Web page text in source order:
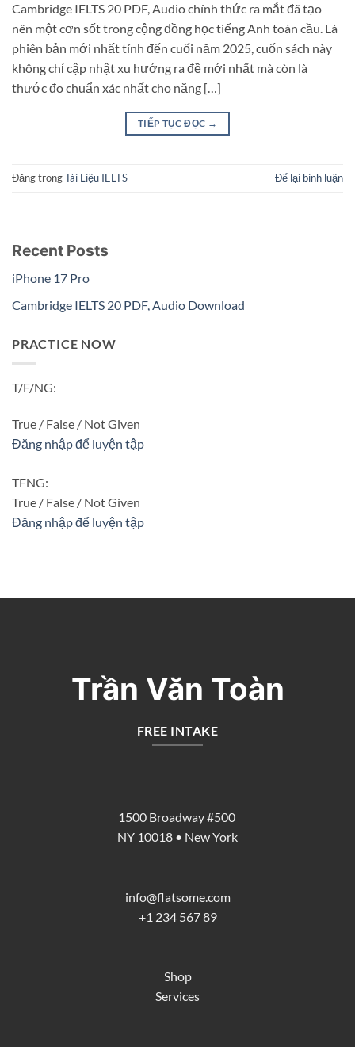
Cambridge IELTS 20 PDF, Audio chính thức ra mắt đã tạo
nên một cơn sốt trong cộng đồng học tiếng Anh toàn cầu. Là
phiên bản mới nhất tính đến cuối năm 2025, cuốn sách này
không chỉ cập nhật xu hướng ra đề mới nhất mà còn là
thước đo chuẩn xác nhất cho năng […]
TIẾP TỤC ĐỌC →
Đăng trongTài Liệu IELTS Để lại bình luận
Recent Posts
iPhone 17 Pro
Cambridge IELTS 20 PDF, Audio Download
PRACTICE NOW
T/F/NG:
True / False / Not Given
Đăng nhập để luyện tập
TFNG:
True / False / Not Given
Đăng nhập để luyện tập
Trần Văn Toàn
FREE INTAKE
1500 Broadway #500
NY 10018 • New York
info@flatsome.com
+1 234 567 89
Shop
Services